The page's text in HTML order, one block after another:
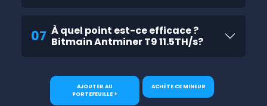
07 À quel point est-ce efficace ?
Bitmain Antminer T9 11.5TH/s?
AJOUTER AU
PORTEFEUILLE +
ACHÈTE CE MINEUR